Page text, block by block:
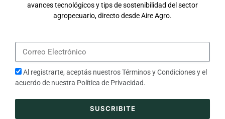
avances tecnológicos y tips de sostenibilidad del sector
agropecuario, directo desde Aire Agro.
Al registrarte, aceptás nuestrosTérminos y Condicionesy el
acuerdo de nuestra Política de Privacidad.
SUSCRIBITE